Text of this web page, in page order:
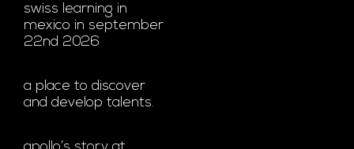
swiss learning in
mexico in september
22nd 2026
a place to discover
and develop talents.